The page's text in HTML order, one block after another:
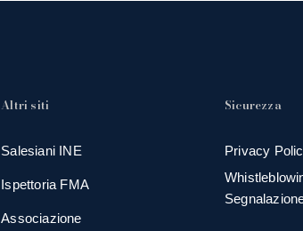
Altri siti
Salesiani INE
Ispettoria FMA
Associazione
Sicurezza
Privacy